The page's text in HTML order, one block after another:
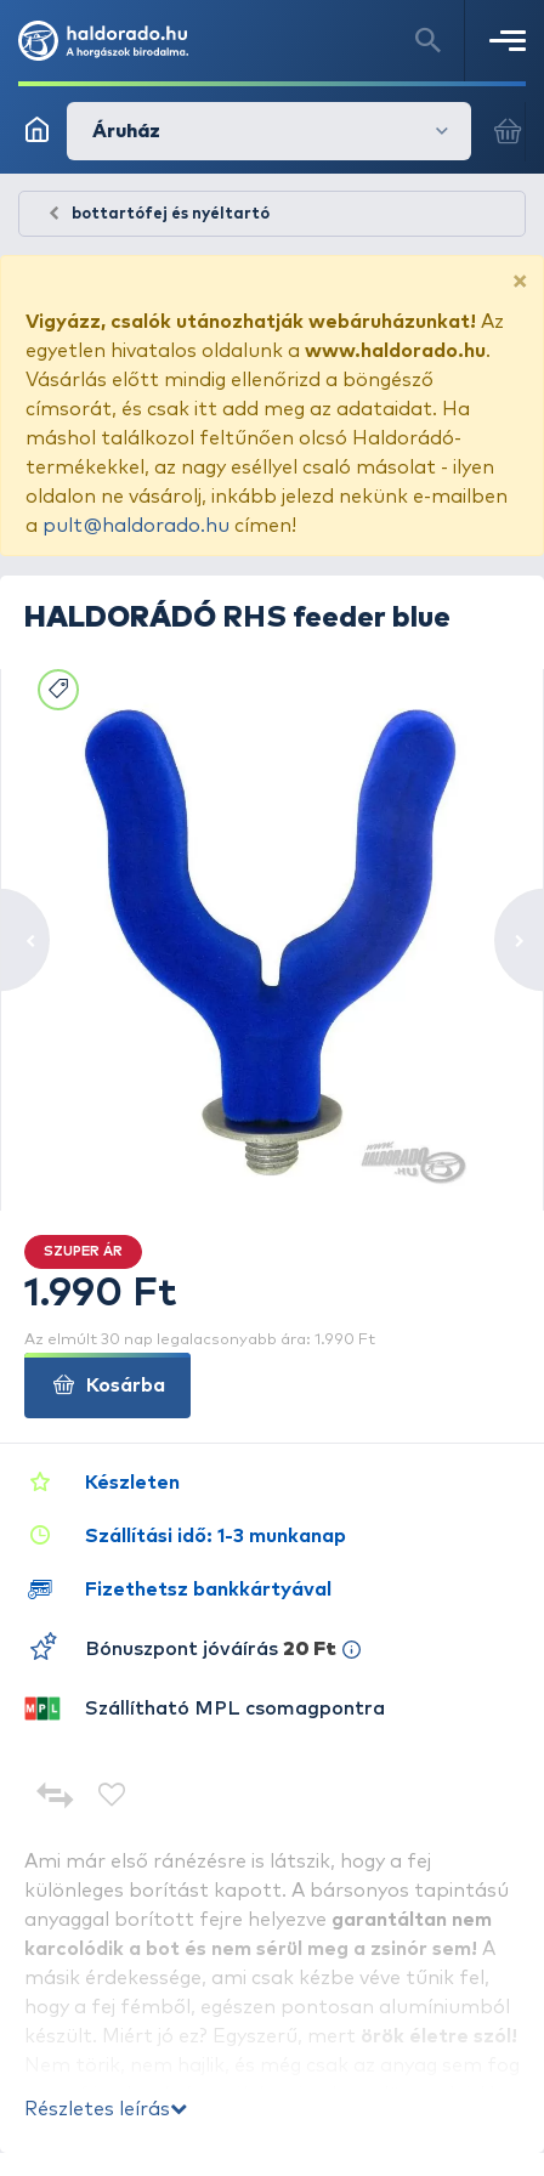
Áruház
bottartófej és nyéltartó
×
Vigyázz, csalók utánozhatják webáruházunkat! Az
egyetlen hivatalos oldalunk a www.haldorado.hu.
Vásárlás előtt mindig ellenőrizd a böngésző
címsorát, és csak itt add meg az adataidat. Ha
máshol találkozol feltűnően olcsó Haldorádó-
termékekkel, az nagy eséllyel csaló másolat - ilyen
oldalon ne vásárolj, inkább jelezd nekünk e-mailben
a pult@haldorado.hu címen!
HALDORÁDÓ RHS feeder blue
Ami már első ránézésre is látszik, hogy a fej
különleges borítást kapott. A bársonyos tapintású
anyaggal borított fejre helyezve garantáltan nem
karcolódik a bot és nem sérül meg a zsinór sem! A
másik érdekessége, ami csak kézbe véve tűnik fel,
hogy a fej fémből, egészen pontosan alumíniumból
készült. Miért jó ez? Egyszerű, mert örök életre szól!
Részletes leírás
Készleten
Szállítási idő: 1-3 munkanap
Fizethetsz bankkártyával
Bónuszpont jóváírás 20 Ft
Szállítható MPL csomagpontra
SZUPER ÁR
1.990 Ft
Az elmúlt 30 nap legalacsonyabb ára: 1.990 Ft
Kosárba